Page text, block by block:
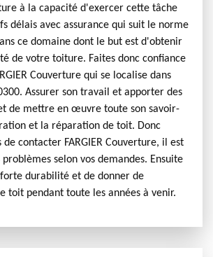
à la capacité d'exercer cette tâche
délais avec assurance qui suit le norme
ce domaine dont le but est d'obtenir
de votre toiture. Faites donc confiance
Couverture qui se localise dans
Assurer son travail et apporter des
de mettre en œuvre toute son savoir-
et la réparation de toit. Donc
contacter FARGIER Couverture, il est
selon vos demandes. Ensuite
durabilité et de donner de
toit pendant toute les années à venir.